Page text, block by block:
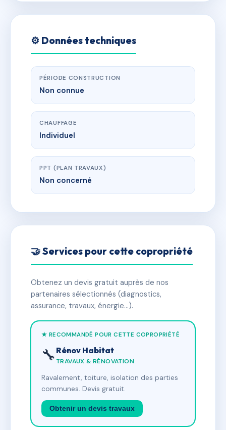
⚙️ Données techniques
PÉRIODE CONSTRUCTION
Non connue
CHAUFFAGE
Individuel
PPT (PLAN TRAVAUX)
Non concerné
🤝 Services pour cette copropriété
Obtenez un devis gratuit auprès de nos
partenaires sélectionnés (diagnostics,
assurance, travaux, énergie…).
★ RECOMMANDÉ POUR CETTE COPROPRIÉTÉ
🔧 Rénov Habitat
TRAVAUX & RÉNOVATION
Ravalement, toiture, isolation des parties
communes. Devis gratuit.
Obtenir un devis travaux